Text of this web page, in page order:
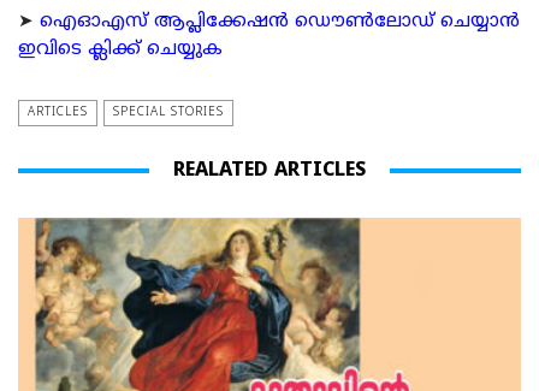
➤ ഐഓഎസ് ആപ്ലിക്കേഷന്‍ ഡൌണ്‍ലോഡ് ചെയ്യാന്‍
ഇവിടെ ക്ലിക്ക് ചെയ്യുക
ARTICLES SPECIAL STORIES
REALATED ARTICLES